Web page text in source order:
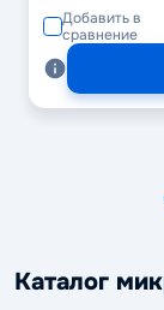
Добавить в
сравнение
Каталог